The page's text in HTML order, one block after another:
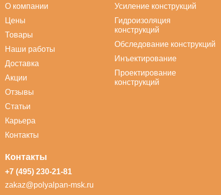
О компании
Цены
Товары
Наши работы
Доставка
Акции
Отзывы
Статьи
Карьера
Контакты
Усиление конструкций
Гидроизоляция
конструкций
Обследование конструкций
Инъектирование
Проектирование
конструкций
Контакты
+7 (495) 230-21-81
zakaz@polyalpan-msk.ru